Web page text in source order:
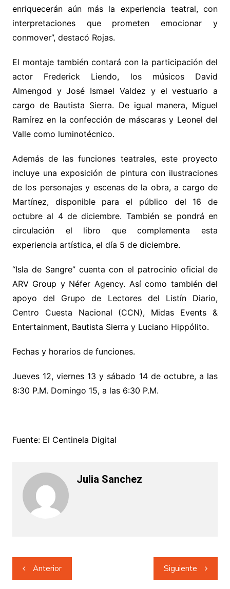
enriquecerán aún más la experiencia teatral, con
interpretaciones que prometen emocionar y
conmover”, destacó Rojas.
El montaje también contará con la participación del
actor Frederick Liendo, los músicos David
Almengod y José Ismael Valdez y el vestuario a
cargo de Bautista Sierra. De igual manera, Miguel
Ramírez en la confección de máscaras y Leonel del
Valle como luminotécnico.
Además de las funciones teatrales, este proyecto
incluye una exposición de pintura con ilustraciones
de los personajes y escenas de la obra, a cargo de
Martínez, disponible para el público del 16 de
octubre al 4 de diciembre. También se pondrá en
circulación el libro que complementa esta
experiencia artística, el día 5 de diciembre.
“Isla de Sangre” cuenta con el patrocinio oficial de
ARV Group y Néfer Agency. Así como también del
apoyo del Grupo de Lectores del Listín Diario,
Centro Cuesta Nacional (CCN), Midas Events &
Entertainment, Bautista Sierra y Luciano Hippólito.
Fechas y horarios de funciones.
Jueves 12, viernes 13 y sábado 14 de octubre, a las
8:30 P.M. Domingo 15, a las 6:30 P.M.
Fuente: El Centinela Digital
Julia Sanchez
Navegación
de
Anterior Siguiente